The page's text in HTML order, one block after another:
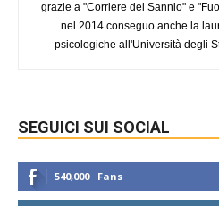
grazie a "Corriere del Sannio" e
nel 2014 conseguo anche la
psicologiche all'Università degli
SEGUICI SUI SOCIAL
540,000 Fans